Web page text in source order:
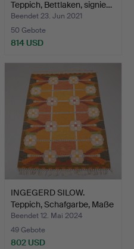
Teppich, Bettlaken, signie…
Beendet 23. Jun 2021
50 Gebote
814 USD
INGEGERD SILOW.
Teppich, Schafgarbe, Maße
…
Beendet 12. Mai 2024
49 Gebote
802 USD